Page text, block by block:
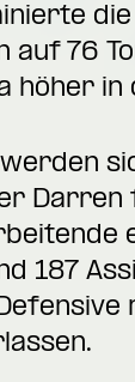
auf 76
höher
187